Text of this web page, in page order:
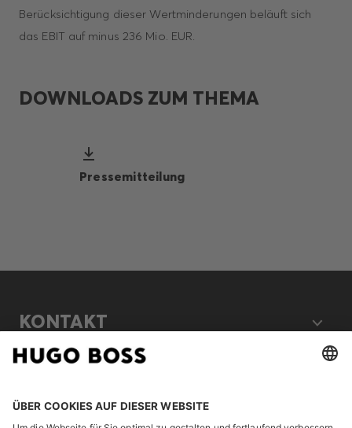
Berücksichtigung dieser Wertminderungen beläuft sich
das EBIT auf minus 236 Mio. EUR.
DOWNLOADS ZUM THEMA
Pressemitteilung
KONTAKT